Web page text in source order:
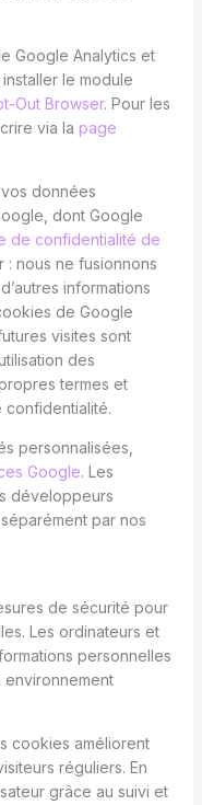
Google Analytics et
le module
Out Browser. Pour les
via la page
données
dont Google
de confidentialité de
: nous ne fusionnons
informations
de Google
visites sont
des
termes et
confidentialité.
personnalisées,
Google. Les
développeurs
par nos
de sécurité pour
Les ordinateurs et
personnelles
cookies améliorent
réguliers. En
grâce au suivi et